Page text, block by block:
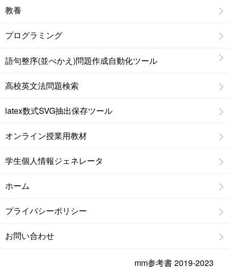
教養
プログラミング
語句整序(並べかえ)問題作成自動化ツール
高校英文法問題検索
latex数式SVG抽出保存ツール
オンライン授業用教材
学生個人情報ジェネレータ
ホーム
プライバシーポリシー
お問い合わせ
mm参考書 2019-2023